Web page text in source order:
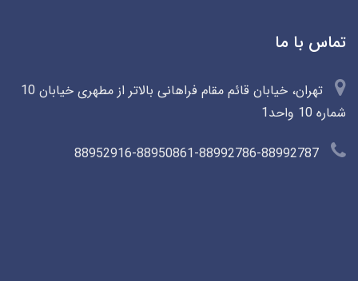
تماس با ما
تهران، خیابان قائم مقام فراهانی بالاتر از مطهری خیابان 10
شماره 10 واحد1